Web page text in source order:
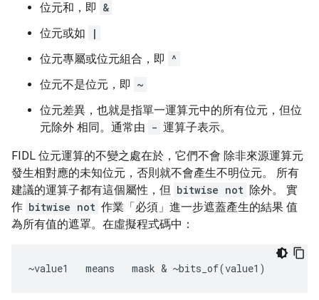
位元和，即 &
位元或如
|
位元專屬或位元組合，即 ^
位元不是位元，即 ~
位元差異，也就是指單一運算元中的所有位元，但位
元除外 相同。通常由 - 運算子表示。
FIDL 位元運算的不變之處在於，它們不會 除非來源運算元
發生相對應的未知位元，否則就不會產生不明位元。 所有
建議的運算子都有這個屬性，但 bitwise not 除外。 實
作 bitwise not 作業「必須」進一步遮蓋產生的結果 值
為所有值的遮罩。在虛擬程式碼中：